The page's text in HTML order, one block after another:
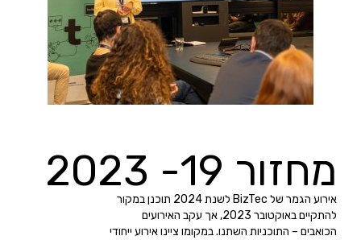
מחזור 19- 2023
אירוע הגמר של BizTec לשנת 2024 תוכנן במקור
להתקיים באוקטובר 2023, אך עקב האירועים
הכואבים – התוכניות השתנו. במקומו ציינו אירוע ייחודי